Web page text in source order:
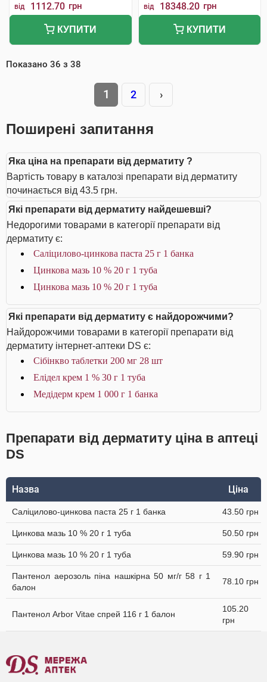
від 1112.70 грн
КУПИТИ
від 18348.20 грн
КУПИТИ
Показано 36 з 38
1 2 ›
Поширені запитання
Яка ціна на препарати від дерматиту ?
Вартість товару в каталозі препарати від дерматиту
починається від 43.5 грн.
Які препарати від дерматиту найдешевші?
Недорогими товарами в категорії препарати від
дерматиту є:
Саліцилово-цинкова паста 25 г 1 банка
Цинкова мазь 10 % 20 г 1 туба
Цинкова мазь 10 % 20 г 1 туба
Які препарати від дерматиту є найдорожчими?
Найдорожчими товарами в категорії препарати від
дерматиту інтернет-аптеки DS є:
Сібінкво таблетки 200 мг 28 шт
Елідел крем 1 % 30 г 1 туба
Медідерм крем 1 000 г 1 банка
Препарати від дерматиту ціна в аптеці
DS
Назва Ціна
Саліцилово-цинкова паста 25 г 1 банка 43.50 грн
Цинкова мазь 10 % 20 г 1 туба 50.50 грн
Цинкова мазь 10 % 20 г 1 туба 59.90 грн
Пантенол аерозоль піна нашкірна 50 мг/г 58 г 1
балон
78.10 грн
Пантенол Arbor Vitae спрей 116 г 1 балон
105.20
грн